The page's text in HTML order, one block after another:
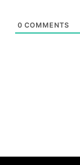
0 COMMENTS